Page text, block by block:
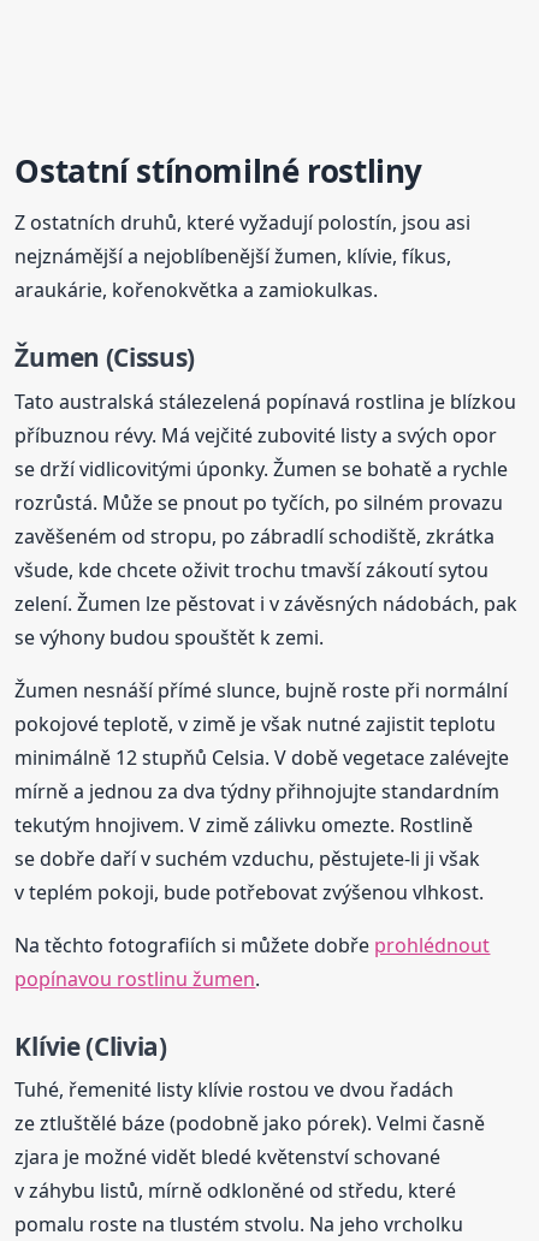
Ostatní stínomilné rostliny
Z ostatních druhů, které vyžadují polostín, jsou asi
nejznámější a nejoblíbenější žumen, klívie, fíkus,
araukárie, kořenokvětka a zamiokulkas.
Žumen (Cissus)
Tato australská stálezelená popínavá rostlina je blízkou
příbuznou révy. Má vejčité zubovité listy a svých opor
se drží vidlicovitými úponky. Žumen se bohatě a rychle
rozrůstá. Může se pnout po tyčích, po silném provazu
zavěšeném od stropu, po zábradlí schodiště, zkrátka
všude, kde chcete oživit trochu tmavší zákoutí sytou
zelení. Žumen lze pěstovat i v závěsných nádobách, pak
se výhony budou spouštět k zemi.
Žumen nesnáší přímé slunce, bujně roste při normální
pokojové teplotě, v zimě je však nutné zajistit teplotu
minimálně 12 stupňů Celsia. V době vegetace zalévejte
mírně a jednou za dva týdny přihnojujte standardním
tekutým hnojivem. V zimě zálivku omezte. Rostlině
se dobře daří v suchém vzduchu, pěstujete-li ji však
v teplém pokoji, bude potřebovat zvýšenou vlhkost.
Na těchto fotografiích si můžete dobře prohlédnout
popínavou rostlinu žumen.
Klívie (Clivia)
Tuhé, řemenité listy klívie rostou ve dvou řadách
ze ztluštělé báze (podobně jako pórek). Velmi časně
zjara je možné vidět bledé květenství schované
v záhybu listů, mírně odkloněné od středu, které
pomalu roste na tlustém stvolu. Na jeho vrcholku